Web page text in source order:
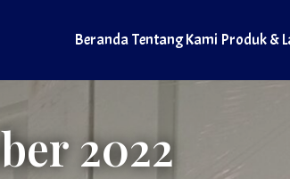
BerandaTentang Kami Produk &
2022